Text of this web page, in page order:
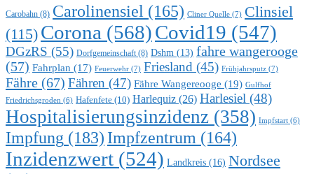
Carobahn (8) Carolinensiel (165) Cliner Quelle (7) Clinsiel
(115) Corona (568)Covid19 (547)
DGzRS (55) Dorfgemeinschaft(8) Dshm (13) fahre wangerooge
(57) Fahrplan (17) Feuerwehr (7) Friesland (45) Frühjahrsputz (7)
Fähre (67) Fähren (47) Fähre Wangereooge (19) Gulfhof
Friedrichsgroden (6) Hafenfete (10) Harlequiz (26) Harlesiel (48)
Hospitalisierungsinzidenz (358) Impfstart (6)
Impfung (183) Impfzentrum (164)
Inzidenzwert (524) Landkreis (16) Nordsee